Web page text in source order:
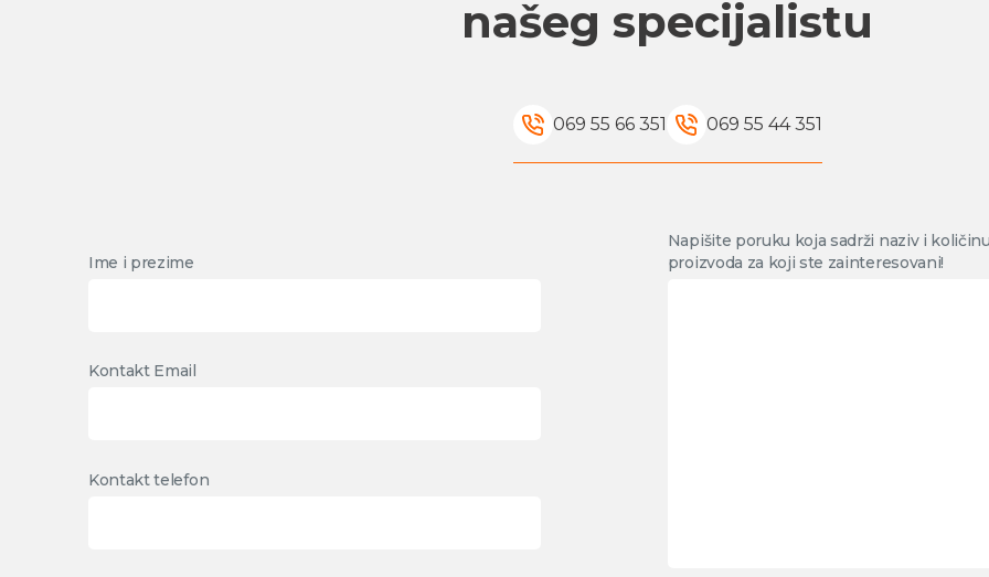
našeg specijalistu
069 55 66 351 069 55 44 351
Ime i prezime
Kontakt Email
Kontakt telefon
Napišite poruku koja sadrži naziv i
proizvoda za koji ste zainteresovani!